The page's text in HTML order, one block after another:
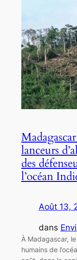
lanceurs
des
l’océan
Août 13,
dans
À Madagascar,
humains de